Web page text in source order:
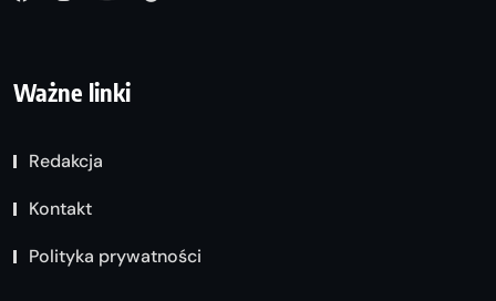
Ważne linki
Redakcja
Kontakt
Polityka prywatności